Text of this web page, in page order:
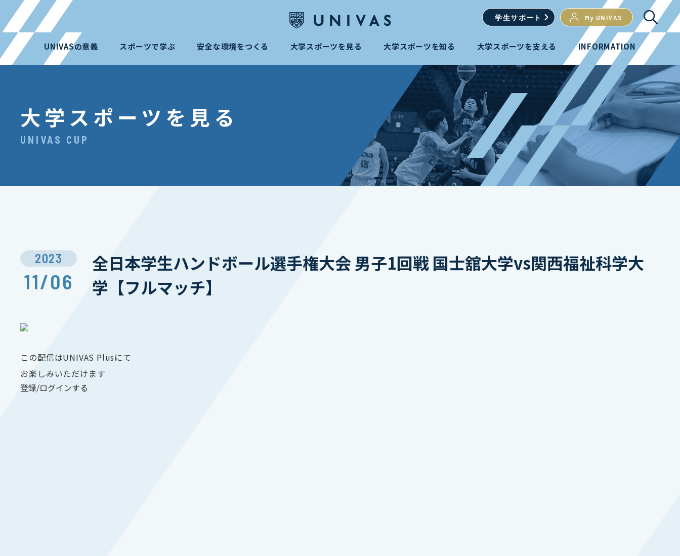
学生サポート My UNIVAS
UNIVASの意義 スポーツで学ぶ 安全な環境をつくる 大学スポーツを見る 大学スポーツを知る 大学スポーツを支える INFORMATION
大学スポーツを見る
UNIVAS CUP
2023
11/06
全日本学生ハンドボール選手権大会 男子1回戦 国士舘大学vs関西福祉科学大
学【フルマッチ】
この配信はUNIVAS Plusにて
お楽しみいただけます
登録/ログインする